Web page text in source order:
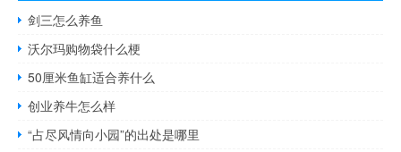
剑三怎么养鱼
沃尔玛购物袋什么梗
50厘米鱼缸适合养什么
创业养牛怎么样
“占尽风情向小园”的出处是哪里